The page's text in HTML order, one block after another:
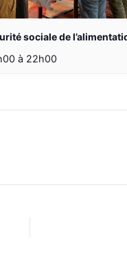
sociale de
à 22h00